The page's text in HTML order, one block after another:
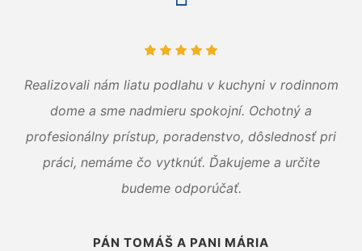
Realizovali nám liatu podlahu v kuchyni v rodinnom
dome a sme nadmieru spokojní. Ochotný a
profesionálny prístup, poradenstvo, dôslednosť pri
práci, nemáme čo vytknúť. Ďakujeme a určite
budeme odporúčať.
PÁN TOMÁŠ A PANI MÁRIA